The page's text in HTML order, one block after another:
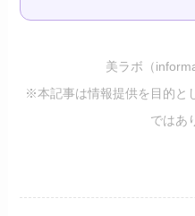
美ラボ（
※本記事は情報提供を目的と
ではあ